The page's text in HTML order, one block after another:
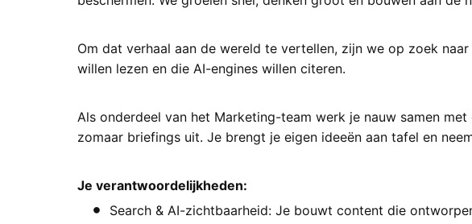
Om dat verhaal aan de wereld te vertellen, zijn we op zoek
willen lezen en die AI-engines willen citeren.
Als onderdeel van het Marketing-team werk je nauw samen
zomaar briefings uit. Je brengt je eigen ideeën aan tafel en
Je verantwoordelijkheden:
Search & AI-zichtbaarheid: Je bouwt content die